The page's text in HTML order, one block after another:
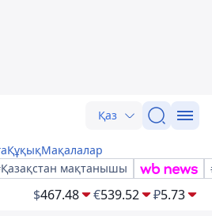
Қаз
ҚұқықМақалалар
мақтанышы
$467.48 €539.52 ₽5.73